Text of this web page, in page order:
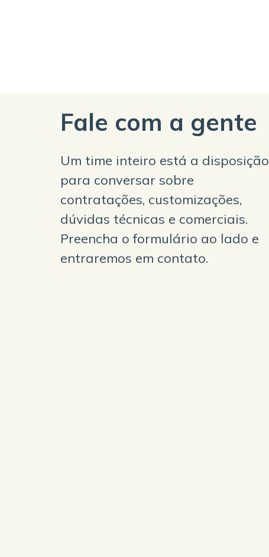
Fale com a gente
Um time inteiro está a disposição
para conversar sobre
contratações, customizações,
dúvidas técnicas e comerciais.
Preencha o formulário ao lado e
entraremos em contato.